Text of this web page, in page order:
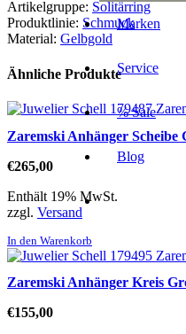
Marken
Service
% Sale
Blog
Artikelgruppe: Solitärring
Produktlinie: Schmuck
Material: Gelbgold
Ähnliche Produkte
Zaremski Anhänger Scheibe
€265,00
Enthält 19% MwSt.
zzgl. Versand
In den Warenkorb
Zaremski Anhänger Kreis
€155,00